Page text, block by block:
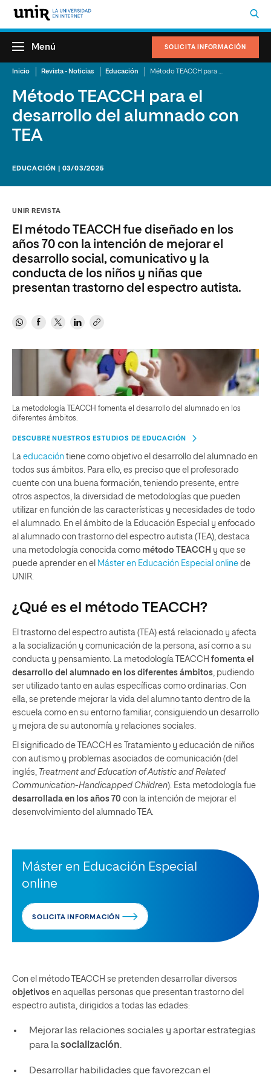
SOLICITA INFORMACIÓN
Menú
Inicio Revista - Noticias Educación
Método TEACCH para el
desarrollo del alumnado con
TEA
EDUCACIÓN | 03/03/2025
UNIR REVISTA
El método TEACCH fue diseñado en los
años 70 con la intención de mejorar el
desarrollo social, comunicativo y la
conducta de los niños y niñas que
presentan trastorno del espectro autista.
La metodología TEACCH fomenta el desarrollo del alumnado en los
diferentes ámbitos.
DESCUBRE NUESTROS ESTUDIOS DE EDUCACIÓN
La educación tiene como objetivo el desarrollo del alumnado en
todos sus ámbitos. Para ello, es preciso que el profesorado
cuente con una buena formación, teniendo presente, entre
otros aspectos, la diversidad de metodologías que pueden
utilizar en función de las características y necesidades de todo
el alumnado. En el ámbito de la Educación Especial y enfocado
al alumnado con trastorno del espectro autista (TEA), destaca
una metodología conocida como método TEACCH y que se
puede aprender en el Máster en Educación Especial online de
UNIR.
¿Qué es el método TEACCH?
El trastorno del espectro autista (TEA) está relacionado y afecta
a la socialización y comunicación de la persona, así como a su
conducta y pensamiento. La metodología TEACCH fomenta el
desarrollo del alumnado en los diferentes ámbitos, pudiendo
ser utilizado tanto en aulas específicas como ordinarias. Con
ella, se pretende mejorar la vida del alumno tanto dentro de la
escuela como en su entorno familiar, consiguiendo un desarrollo
y mejora de su autonomía y relaciones sociales.
El significado de TEACCH es Tratamiento y educación de niños
con autismo y problemas asociados de comunicación (del
inglés, Treatment and Education of Autistic and Related
Communication-Handicapped Children). Esta metodología fue
desarrollada en los años 70 con la intención de mejorar el
desenvolvimiento del alumnado TEA.
Máster en Educación Especial
online
SOLICITA INFORMACIÓN
Con el método TEACCH se pretenden desarrollar diversos
objetivos en aquellas personas que presentan trastorno del
espectro autista, dirigidos a todas las edades:
Mejorar las relaciones sociales y aportar estrategias
para lasocialización.
Desarrollar habilidades que favorezcan el